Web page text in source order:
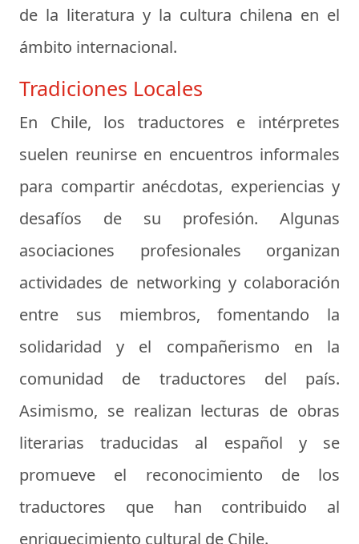
de la literatura y la cultura chilena en el
ámbito internacional.
Tradiciones Locales
En Chile, los traductores e intérpretes
suelen reunirse en encuentros informales
para compartir anécdotas, experiencias y
desafíos de su profesión. Algunas
asociaciones profesionales organizan
actividades de networking y colaboración
entre sus miembros, fomentando la
solidaridad y el compañerismo en la
comunidad de traductores del país.
Asimismo, se realizan lecturas de obras
literarias traducidas al español y se
promueve el reconocimiento de los
traductores que han contribuido al
enriquecimiento cultural de Chile.